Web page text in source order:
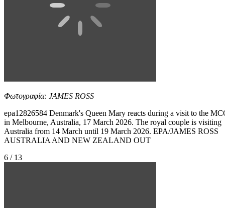
Φωτογραφία: JAMES ROSS
epa12826584 Denmark's Queen Mary reacts during a visit to the
in Melbourne, Australia, 17 March 2026. The royal couple is visiting
Australia from 14 March until 19 March 2026. EPA/JAMES ROSS
AUSTRALIA AND NEW ZEALAND OUT
6 / 13